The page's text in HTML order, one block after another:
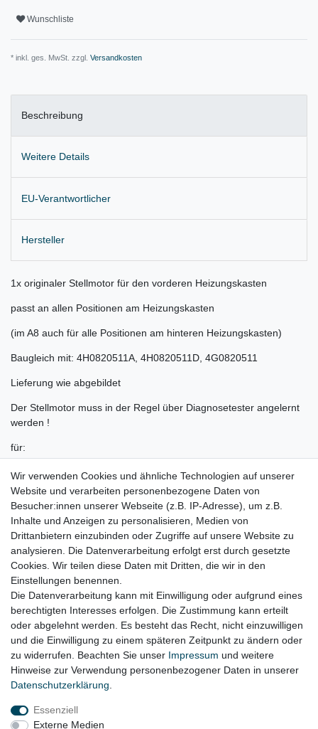
Wunschliste
* inkl. ges. MwSt. zzgl. Versandkosten
Beschreibung
Weitere Details
EU-Verantwortlicher
Hersteller
1x originaler Stellmotor für den vorderen Heizungskasten
passt an allen Positionen am Heizungskasten
(im A8 auch für alle Positionen am hinteren Heizungskasten)
Baugleich mit: 4H0820511A, 4H0820511D, 4G0820511
Lieferung wie abgebildet
Der Stellmotor muss in der Regel über Diagnosetester angelernt
werden !
für:
Audi A6 4G Bj. 2010 - 2018 (nicht für Luftkanal in der
Mittelarmlehne)
Audi A7 4G Bj. 2010 - 2017 (nicht für Luftkanal in der
Mittelarmlehne)
Audi A8 4H Bj. 2009 - 2017 (nicht für die Luftausströmer links und
rechts im Armaturenbrett)
Lieferzeit etwa 1 bis 3 Werktage
Wir verwenden Cookies und ähnliche Technologien auf unserer
Website und verarbeiten personenbezogene Daten von
Besucher:innen unserer Webseite (z.B. IP-Adresse), um z.B.
Inhalte und Anzeigen zu personalisieren, Medien von
Drittanbietern einzubinden oder Zugriffe auf unsere Website zu
analysieren. Die Datenverarbeitung erfolgt erst durch gesetzte
Cookies. Wir teilen diese Daten mit Dritten, die wir in den
Einstellungen benennen.
Die Datenverarbeitung kann mit Einwilligung oder aufgrund eines
berechtigten Interesses erfolgen. Die Zustimmung kann erteilt
oder abgelehnt werden. Es besteht das Recht, nicht einzuwilligen
und die Einwilligung zu einem späteren Zeitpunkt zu ändern oder
zu widerrufen. Beachten Sie unser Impressum und weitere
Hinweise zur Verwendung personenbezogener Daten in unserer
Daten­schutz­erklärung
Essenziell
Externe Medien
Impressum